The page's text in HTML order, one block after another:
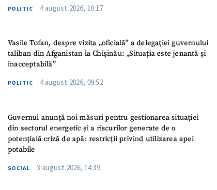
POLITIC 4 august 2026, 10:17
Vasile Tofan, despre vizita „oficială” a delegației guvernului
taliban din Afganistan la Chișinău: „Situația este jenantă și
inacceptabilă”
POLITIC 4 august 2026, 09:52
Guvernul anunță noi măsuri pentru gestionarea situației
din sectorul energetic și a riscurilor generate de o
potențială criză de apă: restricții privind utilizarea apei
potabile
SOCIAL 3 august 2026, 14:39